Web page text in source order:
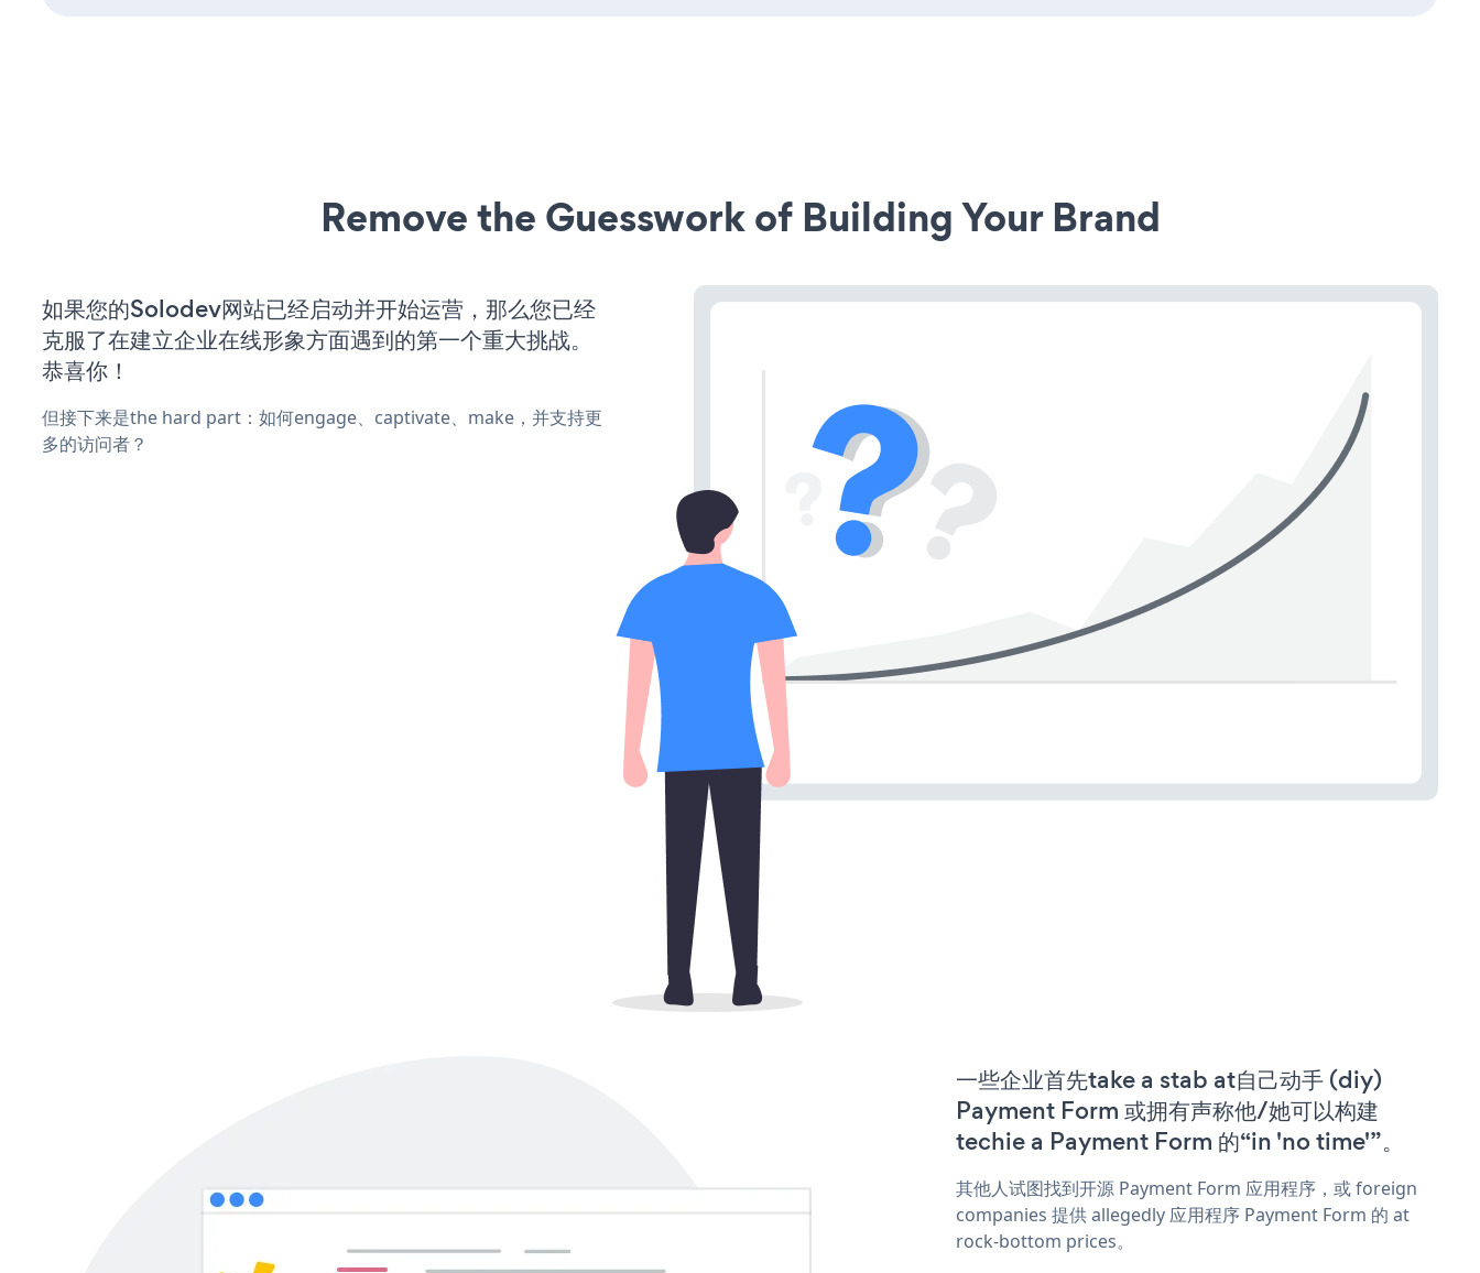
Remove the Guesswork of Building Your Brand
如果您的Solodev网站已经启动并开始运营，那么您已经
克服了在建立企业在线形象方面遇到的第一个重大挑战。
恭喜你！
但接下来是the hard part：如何engage、captivate、make，并支持更
多的访问者？
一些企业首先take a stab at自己动手 (diy)
Payment Form 或拥有声称他/她可以构建
techie a Payment Form 的“in 'no time'”。
其他人试图找到开源 Payment Form 应用程序，或 foreign
companies 提供 allegedly 应用程序 Payment Form 的 at
rock-bottom prices。